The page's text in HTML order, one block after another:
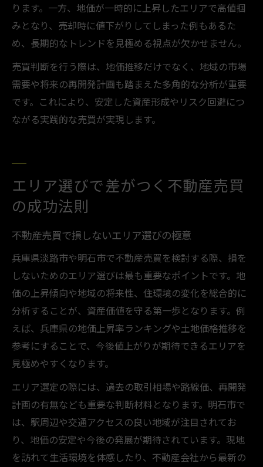
ります。一方、地価が一時的に上昇したエリアで高値掴
みとなり、売却時に値下がりしてしまった例もあるた
め、長期的なトレンドを見極める視点が欠かせません。
売買判断を行う際は、地価推移だけでなく、地域の市場
需要や将来の再開発計画も踏まえた多角的な分析が重要
です。これにより、安定した資産形成やリスク回避につ
ながる実践的な売買が実現します。
エリア選びで差がつく不動産売買
の成功法則
不動産売買で損しないエリア選びの極意
兵庫県淡路市や明石市で不動産売買を検討する際、損を
しないためのエリア選びは最も重要なポイントです。地
価の上昇傾向や地域の将来性、住環境の変化を総合的に
分析することが、資産価値を守る第一歩となります。例
えば、兵庫県の地価上昇率ランキングや土地価格推移を
参考にすることで、今後値上がりが期待できるエリアを
見極めやすくなります。
エリア選定の際には、過去の取引相場や路線価、再開発
計画の有無なども重要な判断材料となります。明石市で
は、駅周辺や交通アクセスの良い地域が注目されてお
り、地価の安定や今後の発展が期待されています。現地
を訪れて生活環境を体感したり、不動産会社から最新の